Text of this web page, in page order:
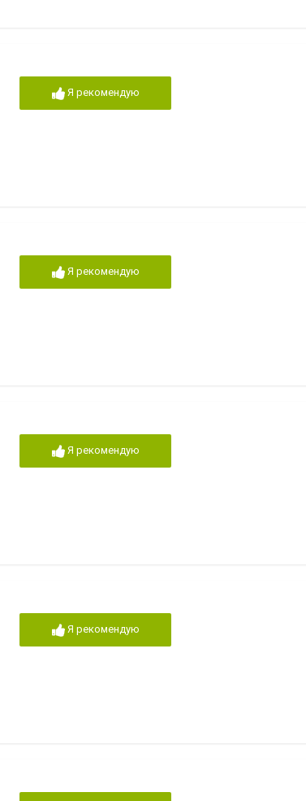
Я рекомендую
Я рекомендую
Я рекомендую
Я рекомендую